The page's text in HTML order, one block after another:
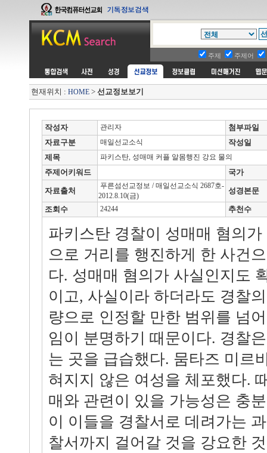
주제 주제어
현재위치 : HOME > 선교정보보기
작성자 관리자
첨부파일
자료구분
매일선교소식
작성일
제목
파키스탄, 성매매 커플 알몸행진 강요 물의
주제어키워드 국가
자료출처
푸른섬선교정보 / 매일선교소식 2687호-
2012.8.10(금)
성경본문
조회수 24244 추천수
파키스탄 경찰이 성매매 혐의
으로 거리를 행진하게 한 사건
다. 성매매 혐의가 사실인지도
이고, 사실이라 하더라도 경찰
량으로 인정할 만한 범위를 넘
임이 분명하기 때문이다. 경찰
는 곳을 급습했다. 뭄타즈 미르
혀지지 않은 여성을 체포했다.
매와 관련이 있을 가능성은 충
이 이들을 경찰서로 데려가는
찰서까지 걸어갈 것을 강요한